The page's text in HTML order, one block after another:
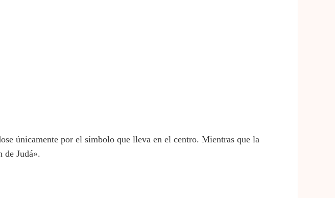
únicamente por el símbolo que lleva en el centro. Mientras que la
de Judá».